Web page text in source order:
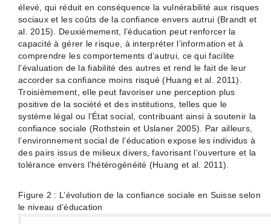
élevé, qui réduit en conséquence la vulnérabilité aux risques
sociaux et les coûts de la confiance envers autrui (Brandt et
al. 2015). Deuxièmement, l’éducation peut renforcer la
capacité à gérer le risque, à interpréter l’information et à
comprendre les comportements d’autrui, ce qui facilite
l’évaluation de la fiabilité des autres et rend le fait de leur
accorder sa confiance moins risqué (Huang et al. 2011).
Troisièmement, elle peut favoriser une perception plus
positive de la société et des institutions, telles que le
système légal ou l’État social, contribuant ainsi à soutenir la
confiance sociale (Rothstein et Uslaner 2005). Par ailleurs,
l’environnement social de l’éducation expose les individus à
des pairs issus de milieux divers, favorisant l’ouverture et la
tolérance envers l’hétérogénéité (Huang et al. 2011).
Figure 2 : L’évolution de la confiance sociale en Suisse selon
le niveau d’éducation